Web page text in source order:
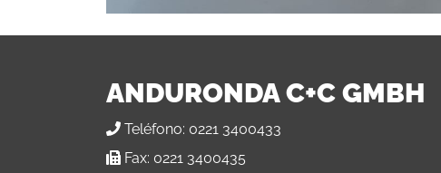
ANDURONDA C+C GMBH
Teléfono: 0221 3400433
Fax: 0221 3400435